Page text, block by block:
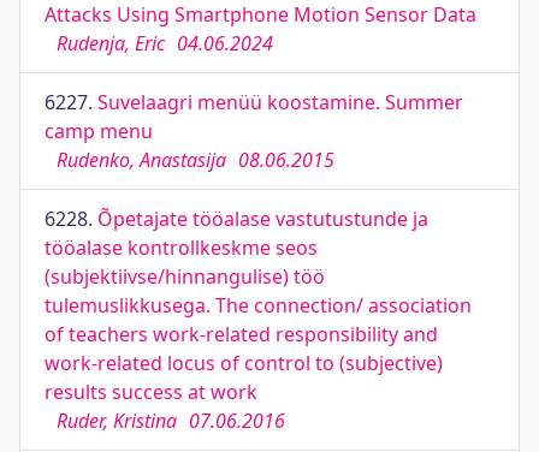
Attacks Using Smartphone Motion Sensor Data
Rudenja, Eric 04.06.2024
6227. Suvelaagri menüü koostamine. Summer
camp menu
Rudenko, Anastasija 08.06.2015
6228. Õpetajate tööalase vastutustunde ja
tööalase kontrollkeskme seos
(subjektiivse/hinnangulise) töö
tulemuslikkusega. The connection/ association
of teachers work-related responsibility and
work-related locus of control to (subjective)
results success at work
Ruder, Kristina 07.06.2016